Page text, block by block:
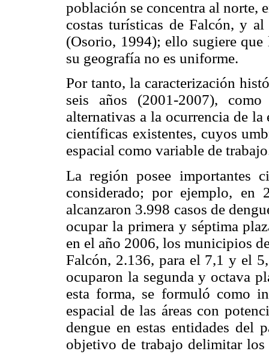
población se concentra al norte,
costas turísticas de Falcón, y
(Osorio, 1994); ello sugiere
su geografía no es uniforme.
Por tanto, la caracterización
seis años (2001-2007), como
alternativas a la ocurrencia de
científicas existentes, cuyos
espacial como variable de
La región posee importantes
considerado; por ejemplo, en
alcanzaron 3.998 casos de
ocupar la primera y séptima
en el año 2006, los municipios
Falcón, 2.136, para el 7,1 y el
ocuparon la segunda y octava
esta forma, se formuló como
espacial de las áreas con
dengue en estas entidades del
objetivo de trabajo delimitar los